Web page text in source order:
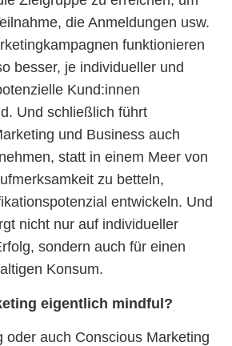
die Anmeldungen usw.
funktionieren
besser, je individueller und
Kund:innen
Und schließlich führt
und Business auch
statt in einem Meer von
zu betteln,
entwickeln. Und
nicht nur auf individueller
sondern auch für einen
Konsum.
eigentlich mindful?
oder auch Conscious Marketing